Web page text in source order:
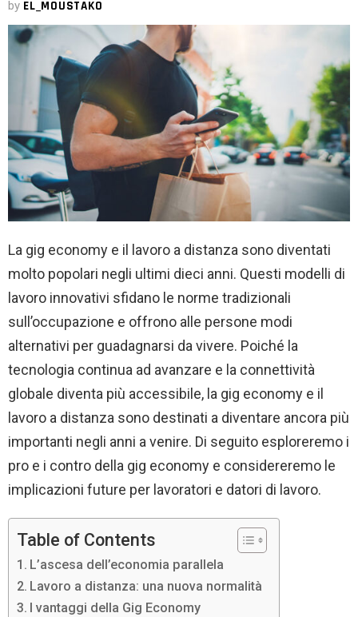
by EL_MOUSTAKO
La gig economy e il lavoro a distanza sono diventati
molto popolari negli ultimi dieci anni. Questi modelli di
lavoro innovativi sfidano le norme tradizionali
sull’occupazione e offrono alle persone modi
alternativi per guadagnarsi da vivere. Poiché la
tecnologia continua ad avanzare e la connettività
globale diventa più accessibile, la gig economy e il
lavoro a distanza sono destinati a diventare ancora più
importanti negli anni a venire. Di seguito esploreremo i
pro e i contro della gig economy e considereremo le
implicazioni future per lavoratori e datori di lavoro.
Table of Contents
L’ascesa dell’economia parallela
Lavoro a distanza: una nuova normalità
I vantaggi della Gig Economy